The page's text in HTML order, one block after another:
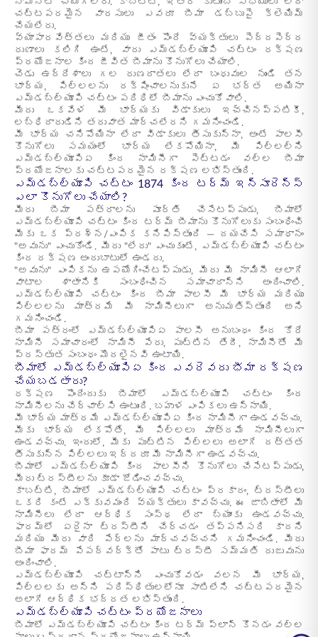
నామినేట్ చేయగలరు. కాబట్టి, ఇతర కుటుంబ సభ్యులు లేదా
చట్టపరమైన వారసులు ఎవరూ బీమా డబ్బుపై క్లెయిమ్
చేయలేరు.
వ్యాపారవేత్తలు మరియు జీతం పొందే వ్యక్తులు పెద్దపెద్ద
రుణాలు కలిగి ఉంటే, వారు ఎమ్‌డబ్ల్యూపి చట్టం రక్షణ
ప్రయోజనాల కింద జీవిత బీమాను కొనుగోలు చేయాలి.
చెడు ఉద్దేశాలు గల రుణదాతలు లేదా బంధువుల నుండి తన
భార్య, పిల్లలను రక్షించాలనుకునే ఏ భర్త అయినా
ఎమ్‌డబ్ల్యూపి చట్టం పరిధిలో బీమాను ఎంచుకోవాలి.
మీరు ఒకవేళ మీ భార్యకు విడాకులు ఇచ్చినప్పటికీ,
లబ్ధిదారుడిని తరువాత మార్చలేరని గమనించండి.
మీ భార్య చనిపోయినా లేదా విడాకులు తీసుకున్నా, అంటే పాలసీ
కొనుగోలు సమయంలో భార్య లేకపోయినా, మీ పిల్లల్ని
ఎమ్‌డబ్ల్యూపిఏ కింద నామినీగా పెట్టడం వల్ల బీమా
ప్రయోజనాలకు చట్టపరమైన రక్షణ లభిస్తుంది.
ఎమ్‌డబ్ల్యూపి చట్టం 1874 కింద టర్మ్ ఇన్సూరెన్స్
ఎలా కొనుగోలు చేయాలి?
మీరు బీమా పత్రాలను పూర్తి చేసేటప్పుడు, బీమాలో
ఎమ్‌డబ్ల్యూపి చట్టం కింద టర్మ్ బీమాను కొనుగోలుకు సంబంధించి
మీకు ఒక ప్రశ్న/ఎంపిక కనిపిస్తుంది — దయచేసి సమాధానం
"అవును" ఎంచుకోండి. మీరు "లేదు" ఎంచుకుంటే, ఎమ్‌డబ్ల్యూపి చట్టం
కింద రక్షణ అందుబాటులో ఉండదు.
"అవును" ఎంపికను ఉపయోగించేటప్పుడు, మీరు మీ నామినీ ఆలాగే
వాటాల శాతానికి సంబంధించిన సమాచారాన్ని అందించాలి.
ఎమ్‌డబ్ల్యూపి చట్టం కింద బీమా పాలసీ మీ భార్య మరియు
పిల్లలను మాత్రమే మీ నామినీలుగా అనుమతిస్తుంది అని
గమనించండి.
బీమా పత్రంలో ఎమ్‌డబ్ల్యూపిఏ పాలసీ అనుబంధం కింద కోరే
నామినీ సమాచారంలో నామినీ పేరు, పుట్టిన తేదీ, నామినీతో మీ
ప్రస్తుత సంబంధం మొదలైనవి ఉంటాయి.
బీమాలో ఎమ్‌డబ్ల్యూపిఏ కింద ఎవరెవరు భీమా రక్షణ
చేయబడతారు?
రక్షణ పొందేందుకు బీమాలో ఎమ్‌డబ్ల్యూపి చట్టం కింద
నామినీలను చేర్చాల్సి ఉంటుంది. బహుళ ఎంపికలు ఉన్నాయి.
మీ భార్య మాత్రమే ఎమ్‌డబ్ల్యూపిఏ కింద నామినీగా ఉండవచ్చు.
మీకు భార్య లేకపోతే, మీ పిల్లలు మాత్రమే నామినీలుగా
ఉండవచ్చు. ఇందులో, మీకు పుట్టిన పిల్లలు అలాగే దత్తత
తీసుకున్న పిల్లలు ఇద్దరూ మీ నామినీగా ఉండవచ్చు.
బీమాలో ఎమ్‌డబ్ల్యూపి కింద పాలసీని కొనుగోలు చేసేటప్పుడు,
మీరు ట్రస్టీలను కూడా జోడించవచ్చు.
కాబట్టి, బీమాలో ఎమ్‌డబ్ల్యూపి చట్టం ప్రకారం, ట్రస్టీలు
ఒకరి కంటే ఎక్కువమంది వ్యక్తులు కావచ్చు. ఈ జాబితాలో మీ
నామినీలు లేదా ఆర్థిక సంస్థ లేదా బ్యాంకు ఉండవచ్చు.
ఫారమ్‌లో ఏదైనా ట్రస్టీని చేర్చడం తప్పనిసరి కాదని
మరియు మీరు వారి పేర్లను మార్చవచ్చని గమనించండి. మీరు
బీమా ఫారమ్ పేపర్‌వర్క్‌తో పాటు ట్రస్టీ సమ్మతి రుజువును
అందించాలి.
ఎమ్‌డబ్ల్యూపి చట్టాన్ని ఎంచుకోవడం వలన మీ భార్య,
పిల్లలకు అన్ని పరిస్థితులలోనూ సాటిలేని చట్టపరమైన
అలాగే ఆర్థిక భద్రత లభిస్తుంది.
ఎమ్‌డబ్ల్యూపి చట్టం ప్రయోజనాలు
బీమాలో ఎమ్‌డబ్ల్యూపి చట్టం కింద టర్మ్ ప్లాన్ కొనడం వల్ల